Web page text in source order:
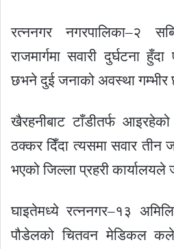
रत्ननगर नगरपालिका–२
राजमार्गमा सवारी दुर्घटना
छभने दुई जनाको अवस्था गम्भीर
खैरहनीबाट टाँडीतर्फ
ठक्कर दिँदा त्यसमा सवार तीन
भएको जिल्ला प्रहरी
घाइतेमध्ये रत्ननगर–१३
पौडेलको चितवन मेडिकल